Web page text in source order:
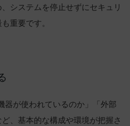
システムを停止せずにセキュリ
重要です。
器が使われているのか」「外部
、基本的な構成や環境が把握さ